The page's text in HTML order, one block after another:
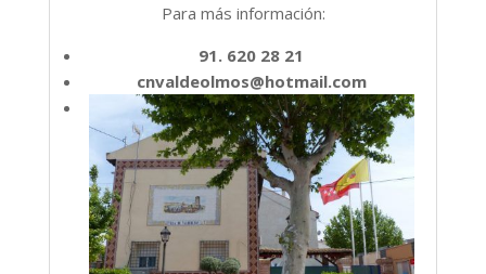
Para más información:
91. 620 28 21
cnvaldeolmos@hotmail.com